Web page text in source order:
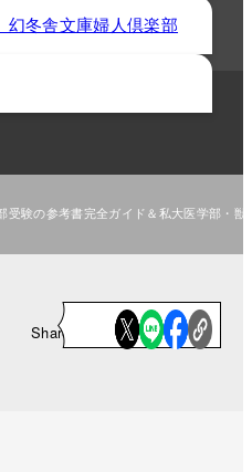
幻冬舎文庫婦人倶楽部
受験の参考書完全ガイド＆私大医学部・獣
Share